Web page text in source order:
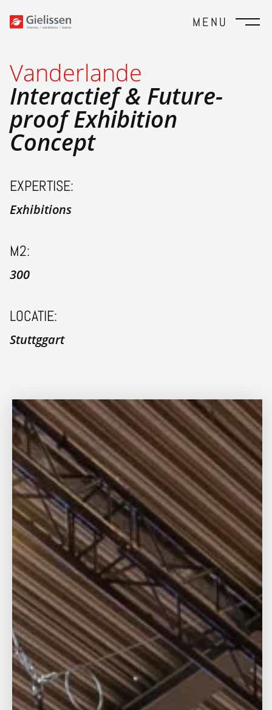
MENU
Vanderlande
Interactief & Future-
proof Exhibition
Concept
EXPERTISE:
Exhibitions
M2:
300
LOCATIE:
Stuttggart